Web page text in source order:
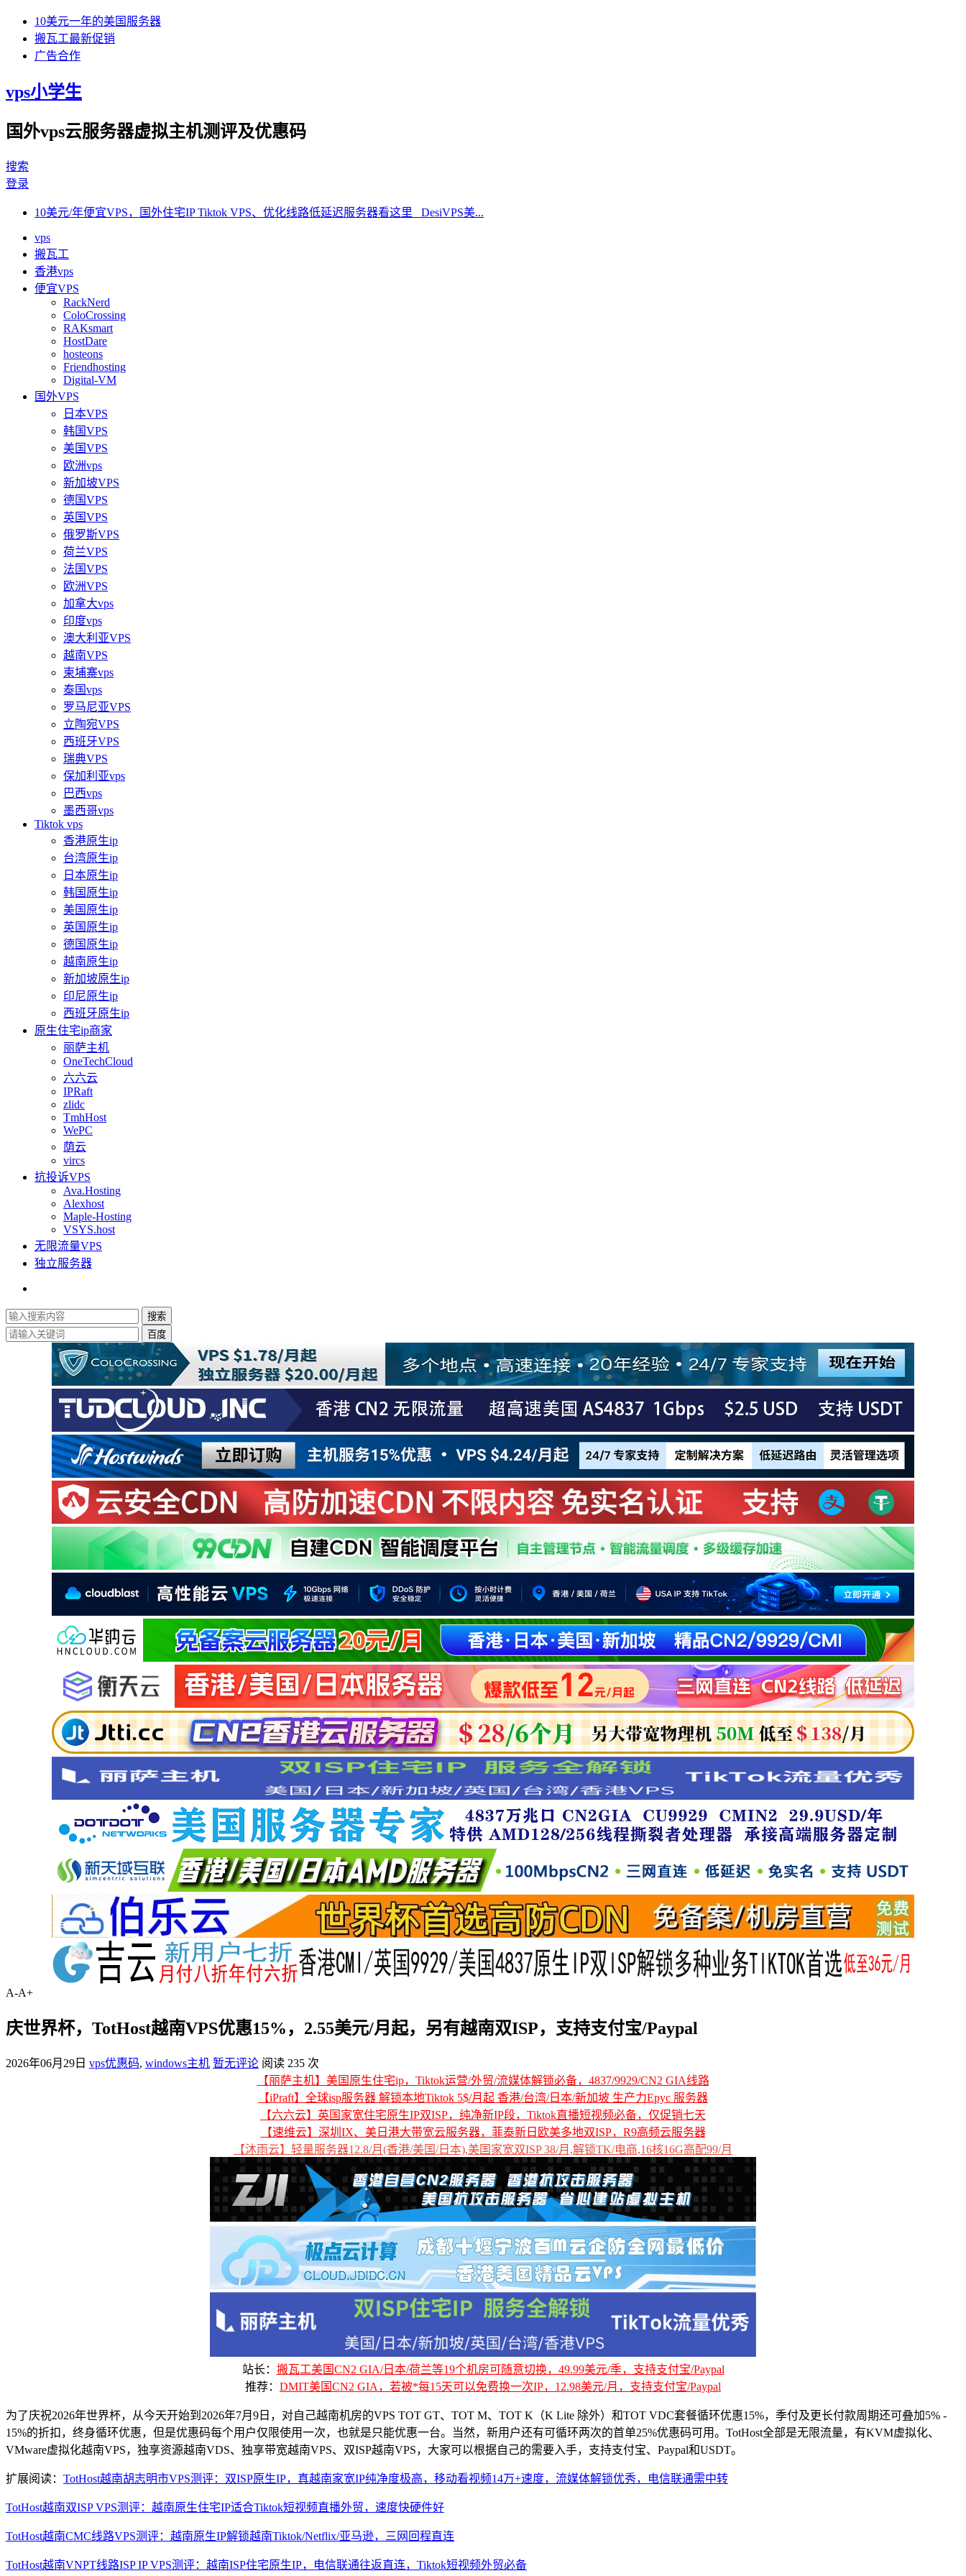
10美元一年的美国服务器
搬瓦工最新促销
广告合作
vps小学生
国外vps云服务器虚拟主机测评及优惠码
搜索
登录
10美元/年便宜VPS，国外住宅IP Tiktok VPS、优化线路低延迟服务器看这里 DesiVPS美...
vps
搬瓦工
香港vps
便宜VPS
RackNerd
ColoCrossing
RAKsmart
HostDare
hosteons
Friendhosting
Digital-VM
国外VPS
日本VPS
韩国VPS
美国VPS
欧洲vps
新加坡VPS
德国VPS
英国VPS
俄罗斯VPS
荷兰VPS
法国VPS
欧洲VPS
加拿大vps
印度vps
澳大利亚VPS
越南VPS
柬埔寨vps
泰国vps
罗马尼亚VPS
立陶宛VPS
西班牙VPS
瑞典VPS
保加利亚vps
巴西vps
墨西哥vps
Tiktok vps
香港原生ip
台湾原生ip
日本原生ip
韩国原生ip
美国原生ip
英国原生ip
德国原生ip
越南原生ip
新加坡原生ip
印尼原生ip
西班牙原生ip
原生住宅ip商家
丽萨主机
OneTechCloud
六六云
IPRaft
zlidc
TmhHost
WePC
荫云
vircs
抗投诉VPS
Ava.Hosting
Alexhost
Maple-Hosting
VSYS.host
无限流量VPS
独立服务器
A-A+
庆世界杯，TotHost越南VPS优惠15%，2.55美元/月起，另有越南双ISP，支持支付宝/Paypal
2026年06月29日 vps优惠码, windows主机 暂无评论 阅读 235 次
【丽萨主机】美国原生住宅ip，Tiktok运营/外贸/流媒体解锁必备，4837/9929/CN2 GIA线路
【iPraft】全球isp服务器 解锁本地Tiktok 5$/月起 香港/台湾/日本/新加坡 生产力Epyc 服务器
【六六云】英国家宽住宅原生IP双ISP，纯净新IP段，Tiktok直播短视频必备，仅促销七天
【速维云】深圳IX、美日港大带宽云服务器，菲泰新日欧美多地双ISP，R9高频云服务器
【沐雨云】轻量服务器12.8/月(香港/美国/日本),美国家宽双ISP 38/月,解锁TK/电商,16核16G高配99/月
站长： 搬瓦工美国CN2 GIA/日本/荷兰等19个机房可随意切换，49.99美元/季，支持支付宝/Paypal
推荐： DMIT美国CN2 GIA，若被*每15天可以免费换一次IP，12.98美元/月，支持支付宝/Paypal
为了庆祝2026年世界杯，从今天开始到2026年7月9日，对自己越南机房的VPS TOT GT、TOT M、TOT K（K Lite 除外）和TOT VDC套餐循环优惠15%，季付及更长付款周期还可叠加5% -
15%的折扣，终身循环优惠，但是优惠码每个用户仅限使用一次，也就是只能优惠一台。当然，新用户还有可循环两次的首单25%优惠码可用。TotHost全部是无限流量，有KVM虚拟化、
VMware虚拟化越南VPS，独享资源越南VDS、独享带宽越南VPS、双ISP越南VPS，大家可以根据自己的需要入手，支持支付宝、Paypal和USDT。
扩展阅读： TotHost越南胡志明市VPS测评：双ISP原生IP，真越南家宽IP纯净度极高，移动看视频14万+速度，流媒体解锁优秀，电信联通需中转
TotHost越南双ISP VPS测评：越南原生住宅IP适合Tiktok短视频直播外贸，速度快硬件好
TotHost越南CMC线路VPS测评：越南原生IP解锁越南Tiktok/Netflix/亚马逊，三网回程直连
TotHost越南VNPT线路ISP IP VPS测评：越南ISP住宅原生IP，电信联通往返直连，Tiktok短视频外贸必备